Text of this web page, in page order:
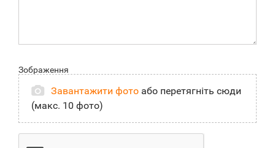
Зображення
Завантажити фото або перетягніть сюди
(макс. 10 фото)